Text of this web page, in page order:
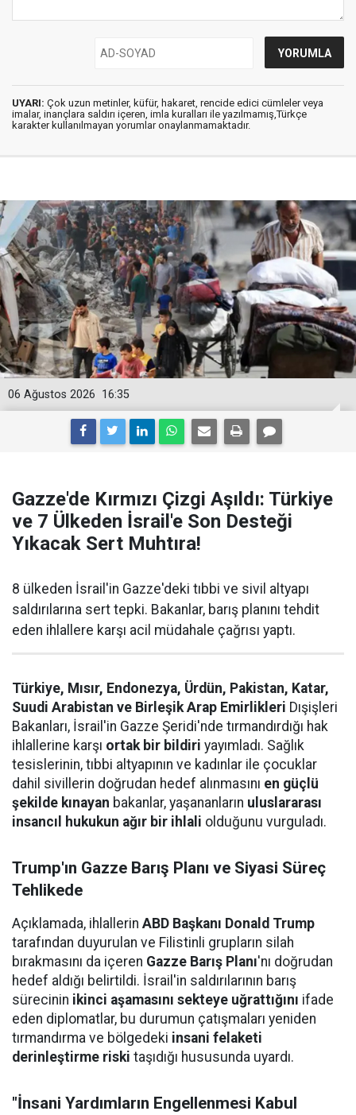
UYARI: Çok uzun metinler, küfür, hakaret, rencide edici cümleler veya
imalar, inançlara saldırı içeren, imla kuralları ile yazılmamış,Türkçe
karakter kullanılmayan yorumlar onaylanmamaktadır.
16:35
06 Ağustos 2026
Gazze'de Kırmızı Çizgi Aşıldı: Türkiye
ve 7 Ülkeden İsrail'e Son Desteği
Yıkacak Sert Muhtıra!
8 ülkeden İsrail'in Gazze'deki tıbbi ve sivil altyapı
saldırılarına sert tepki. Bakanlar, barış planını tehdit
eden ihlallere karşı acil müdahale çağrısı yaptı.
Türkiye, Mısır, Endonezya, Ürdün, Pakistan, Katar,
Suudi Arabistan ve Birleşik Arap Emirlikleri Dışişleri
Bakanları, İsrail'in Gazze Şeridi'nde tırmandırdığı hak
ihlallerine karşı ortak bir bildiri yayımladı. Sağlık
tesislerinin, tıbbi altyapının ve kadınlar ile çocuklar
dahil sivillerin doğrudan hedef alınmasını en güçlü
şekilde kınayan bakanlar, yaşananların uluslararası
insancıl hukukun ağır bir ihlali olduğunu vurguladı.
Trump'ın Gazze Barış Planı ve Siyasi Süreç
Tehlikede
Açıklamada, ihlallerin ABD Başkanı Donald Trump
tarafından duyurulan ve Filistinli grupların silah
bırakmasını da içeren Gazze Barış Planı'nı doğrudan
hedef aldığı belirtildi. İsrail'in saldırılarının barış
sürecinin ikinci aşamasını sekteye uğrattığını ifade
eden diplomatlar, bu durumun çatışmaları yeniden
tırmandırma ve bölgedeki insani felaketi
derinleştirme riski taşıdığı hususunda uyardı.
"İnsani Yardımların Engellenmesi Kabul